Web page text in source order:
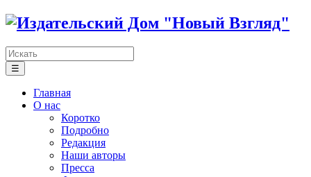
☰
Главная
О нас
Коротко
Подробно
Редакция
Наши авторы
Пресса